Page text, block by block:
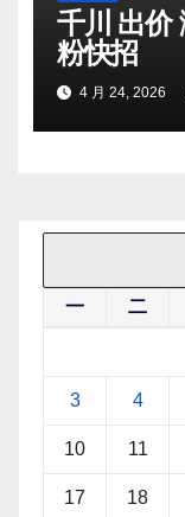
千川 出价
粉快招
4 月 24, 2026
一 二
3 4
10 11
17 18